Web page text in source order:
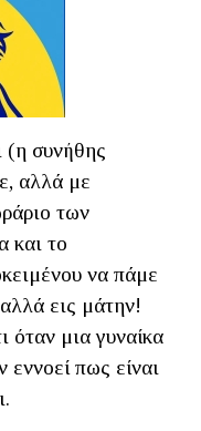
(η συνήθης
αλλά με
των
και το
να πάμε
εις μάτην!
όταν μια γυναίκα
εννοεί πως είναι